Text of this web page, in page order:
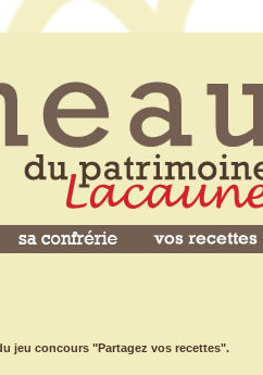
jeu concours "Partagez vos recettes".